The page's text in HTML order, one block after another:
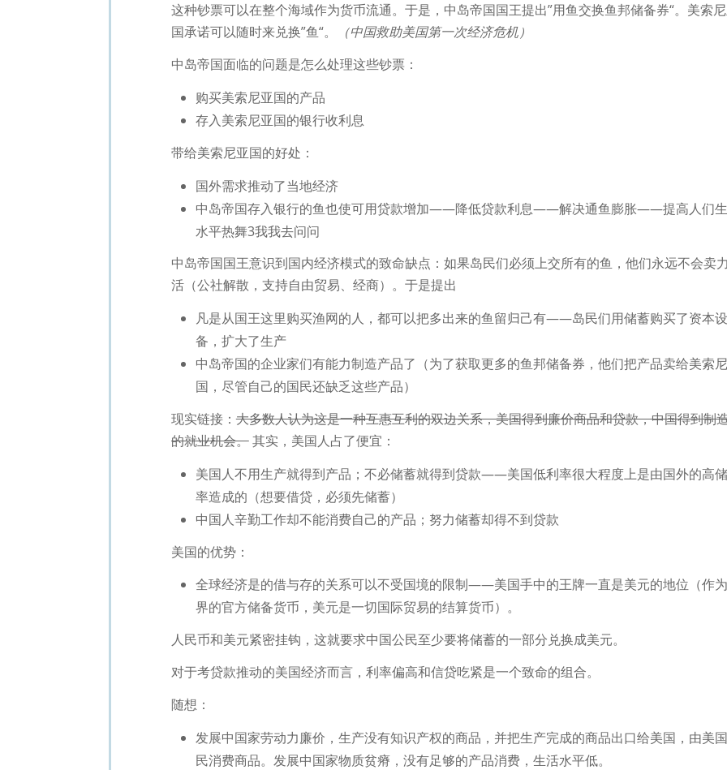
这种钞票可以在整个海域作为货币流通。于是，中岛帝国国王提出”用鱼交换鱼邦储备券“。美索
国承诺可以随时来兑换”鱼“。
（中国救助美国第一次经济危机）
中岛帝国面临的问题是怎么处理这些钞票：
购买美索尼亚国的产品
存入美索尼亚国的银行收利息
带给美索尼亚国的好处：
国外需求推动了当地经济
中岛帝国存入银行的鱼也使可用贷款增加——降低贷款利息——解决通鱼膨胀——提高人们
水平热舞3我我去问问
中岛帝国国王意识到国内经济模式的致命缺点：如果岛民们必须上交所有的鱼，他们永远不会卖
活（公社解散，支持自由贸易、经商）。于是提出
凡是从国王这里购买渔网的人，都可以把多出来的鱼留归己有——岛民们用储蓄购买了资本设
备，扩大了生产
中岛帝国的企业家们有能力制造产品了（为了获取更多的鱼邦储备券，他们把产品卖给美索
国，尽管自己的国民还缺乏这些产品）
现实链接：大多数人认为这是一种互惠互利的双边关系，美国得到廉价商品和贷款，中国得到制
的就业机会。其实，美国人占了便宜：
美国人不用生产就得到产品；不必储蓄就得到贷款——美国低利率很大程度上是由国外的高
率造成的（想要借贷，必须先储蓄）
中国人辛勤工作却不能消费自己的产品；努力储蓄却得不到贷款
美国的优势：
全球经济是的借与存的关系可以不受国境的限制——美国手中的王牌一直是美元的地位（作
界的官方储备货币，美元是一切国际贸易的结算货币）。
人民币和美元紧密挂钩，这就要求中国公民至少要将储蓄的一部分兑换成美元。
对于考贷款推动的美国经济而言，利率偏高和信贷吃紧是一个致命的组合。
随想：
发展中国家劳动力廉价，生产没有知识产权的商品，并把生产完成的商品出口给美国，由美
民消费商品。发展中国家物质贫瘠，没有足够的产品消费，生活水平低。